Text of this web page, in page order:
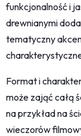
funkcjonalność i
drewnianymi
tematyczny
Format i
może zająć całą
na przykład na
wieczorów